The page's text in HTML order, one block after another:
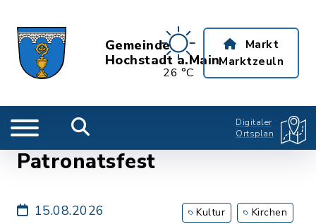
Gemeinde
Hochstadt a.Main
26 °C
Markt
Marktzeuln
Digitaler
Ortsplan
Patronatsfest
15.08.2026
Kultur Kirchen